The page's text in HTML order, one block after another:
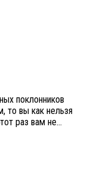
поклонников
то вы как нельзя
раз вам не...